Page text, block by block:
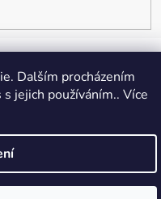
Dalším procházením
jejich používáním.. Více